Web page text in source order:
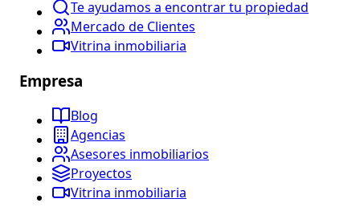
Te ayudamos a encontrar tu propiedad
Mercado de Clientes
Vitrina inmobiliaria
Empresa
Blog
Agencias
Asesores inmobiliarios
Proyectos
Vitrina inmobiliaria